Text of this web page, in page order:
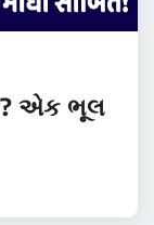
એક ભૂલ